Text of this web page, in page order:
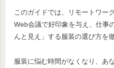
このガイドでは、リモートワー
Web会議で好印象を与え、仕事
んと見え」する服装の選び方を
服装に悩む時間がなくなり、あ